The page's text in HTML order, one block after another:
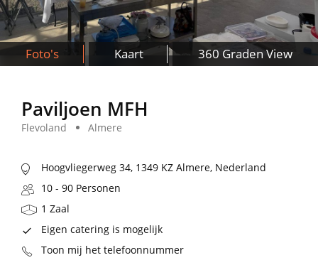
Foto's Kaart 360 Graden View
Paviljoen MFH
Flevoland Almere
Hoogvliegerweg 34, 1349 KZ Almere, Nederland
10 - 90 Personen
1 Zaal
Eigen catering is mogelijk
Toon mij het telefoonnummer